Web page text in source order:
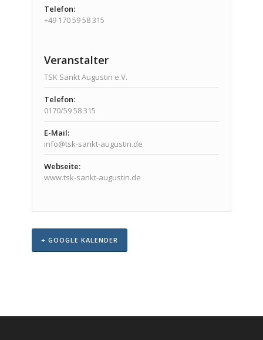
Telefon:
+49 170 59 58 315
Veranstalter
TSK Sankt Augustin e.V.
Telefon:
0170/59 58 315
E-Mail:
info@tsk-sankt-augustin.de
Webseite:
www.tsk-sankt-augustin.de
+ GOOGLE KALENDER